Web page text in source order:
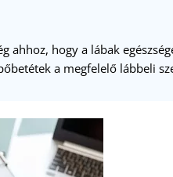
hogy a lábak
a megfelelő lábbeli